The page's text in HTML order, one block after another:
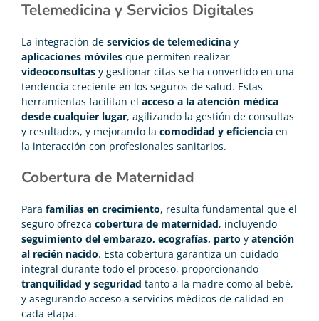
Telemedicina y Servicios Digitales
La integración de servicios de telemedicina y
aplicaciones móviles que permiten realizar
videoconsultas y gestionar citas se ha convertido en una
tendencia creciente en los seguros de salud. Estas
herramientas facilitan el acceso a la atención médica
desde cualquier lugar, agilizando la gestión de consultas
y resultados, y mejorando la comodidad y eficiencia en
la interacción con profesionales sanitarios.
Cobertura de Maternidad
Para familias en crecimiento, resulta fundamental que el
seguro ofrezca cobertura de maternidad, incluyendo
seguimiento del embarazo, ecografías, parto y atención
al recién nacido. Esta cobertura garantiza un cuidado
integral durante todo el proceso, proporcionando
tranquilidad y seguridad tanto a la madre como al bebé,
y asegurando acceso a servicios médicos de calidad en
cada etapa.